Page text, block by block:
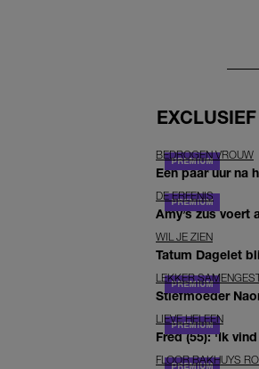
BEDROGEN VROUW
Een paar uur na
DE ERFENIS
Amy’s zus
WIL JE ZIEN
Tatum Dagelet
LEKKER
Stiefmoeder
LIEVE HELEEN
Fred (55): 'Ik
FLOOR BAKHUYS